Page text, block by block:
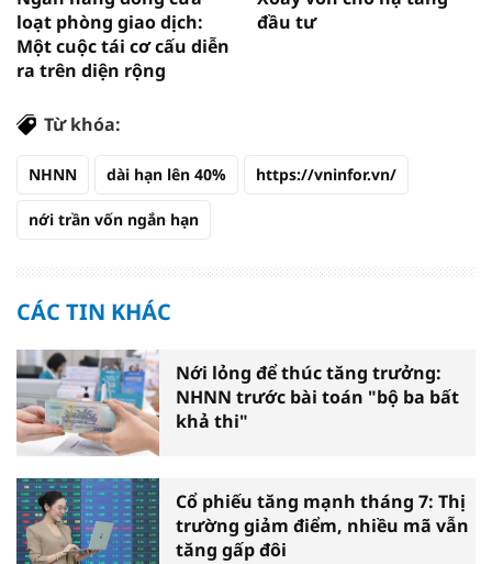
loạt phòng giao dịch:
Một cuộc tái cơ cấu diễn
ra trên diện rộng
đầu tư
Từ khóa:
NHNN dài hạn lên 40% https://vninfor.vn/
nới trần vốn ngắn hạn
CÁC TIN KHÁC
Nới lỏng để thúc tăng trưởng:
NHNN trước bài toán "bộ ba bất
khả thi"
Cổ phiếu tăng mạnh tháng 7: Thị
trường giảm điểm, nhiều mã vẫn
tăng gấp đôi